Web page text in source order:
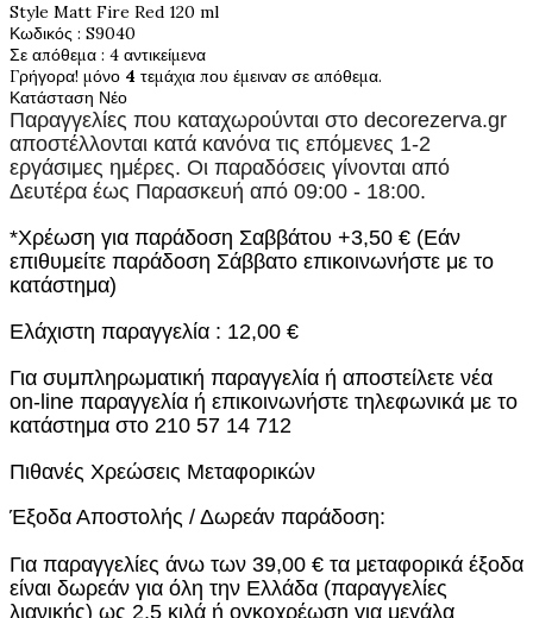
Style Matt Fire Red 120 ml
Κωδικός : S9040
Σε απόθεμα : 4 αντικείμενα
Γρήγορα! μόνο 4 τεμάχια που έμειναν σε απόθεμα.
Κατάσταση Νέο
Παραγγελίες που καταχωρούνται στο decorezerva.gr
αποστέλλονται κατά κανόνα τις επόμενες 1-2
εργάσιμες ημέρες. Οι παραδόσεις γίνονται από
Δευτέρα έως Παρασκευή από 09:00 - 18:00.
*Χρέωση για παράδοση Σαββάτου +3,50 € (Εάν
επιθυμείτε παράδοση Σάββατο επικοινωνήστε με το
κατάστημα)
Ελάχιστη παραγγελία : 12,00 €
Για συμπληρωματική παραγγελία ή αποστείλετε νέα
on-line παραγγελία ή επικοινωνήστε τηλεφωνικά με το
κατάστημα στο 210 57 14 712
Πιθανές Χρεώσεις Μεταφορικών
Έξοδα Αποστολής / Δωρεάν παράδοση:
Για παραγγελίες άνω των 39,00 € τα μεταφορικά έξοδα
είναι δωρεάν για όλη την Ελλάδα (παραγγελίες
λιανικής) ως 2,5 κιλά ή ογκοχρέωση για μεγάλα